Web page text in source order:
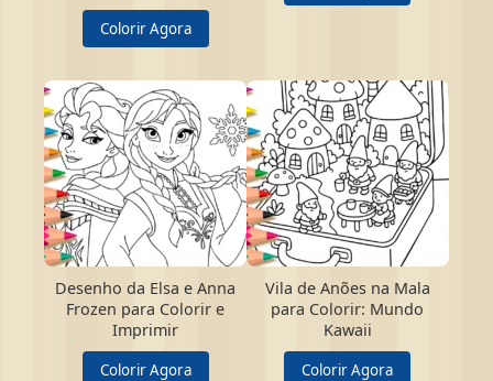
Colorir Agora
Desenho da Elsa e Anna
Frozen para Colorir e
Imprimir
Colorir Agora
Vila de Anões na Mala
para Colorir: Mundo
Kawaii
Colorir Agora